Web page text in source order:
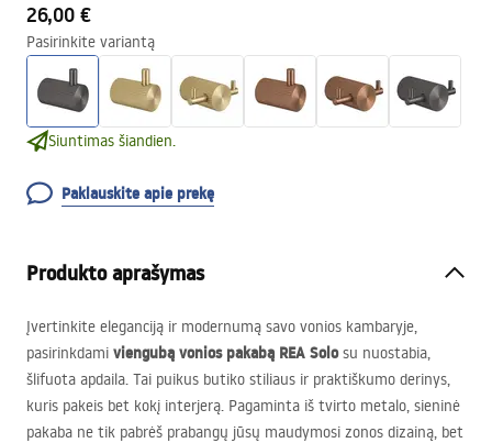
26,00 €
Pasirinkite variantą
Siuntimas šiandien.
Paklauskite apie prekę
Produkto aprašymas
Įvertinkite eleganciją ir modernumą savo vonios kambaryje,
pasirinkdami viengubą vonios pakabą REA Solosu nuostabia,
šlifuota apdaila. Tai puikus butiko stiliaus ir praktiškumo derinys,
kuris pakeis bet kokį interjerą. Pagaminta iš tvirto metalo, sieninė
pakaba ne tik pabrėš prabangų jūsų maudymosi zonos dizainą, bet